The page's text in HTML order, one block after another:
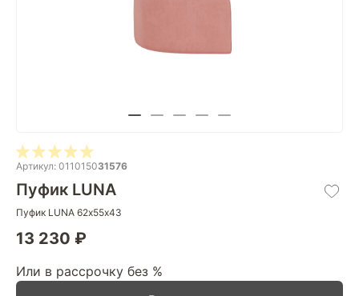
Артикул: 011015031576
Пуфик LUNA
Пуфик LUNA 62х55х43
13 230 ₽
Или в рассрочку без %